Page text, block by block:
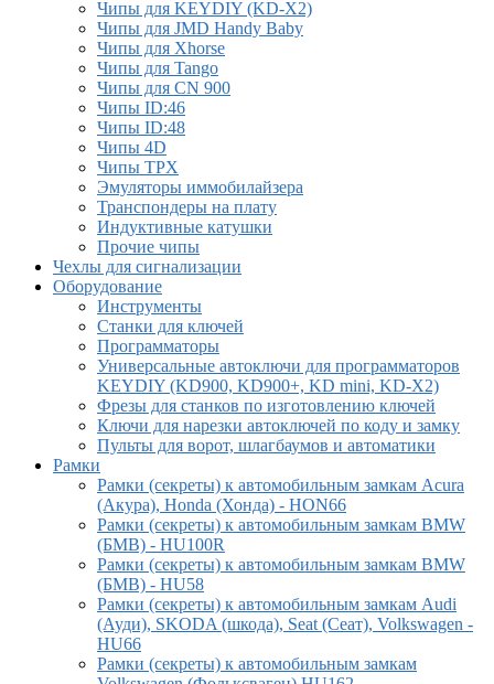
Чипы для KEYDIY (KD-X2)
Чипы для JMD Handy Baby
Чипы для Xhorse
Чипы для Tango
Чипы для CN 900
Чипы ID:46
Чипы ID:48
Чипы 4D
Чипы TPX
Эмуляторы иммобилайзера
Транспондеры на плату
Индуктивные катушки
Прочие чипы
Чехлы для сигнализации
Оборудование
Инструменты
Cтанки для ключей
Программаторы
Универсальные автоключи для программаторов
KEYDIY (KD900, KD900+, KD mini, KD-X2)
Фрезы для станков по изготовлению ключей
Ключи для нарезки автоключей по коду и замку
Пульты для ворот, шлагбаумов и автоматики
Рамки
Рамки (секреты) к автомобильным замкам Acura
(Акура), Honda (Хонда) - HON66
Рамки (секреты) к автомобильным замкам BMW
(БМВ) - HU100R
Рамки (секреты) к автомобильным замкам BMW
(БМВ) - HU58
Рамки (секреты) к автомобильным замкам Audi
(Ауди), SKODA (шкода), Seat (Сеат), Volkswagen -
HU66
Рамки (секреты) к автомобильным замкам